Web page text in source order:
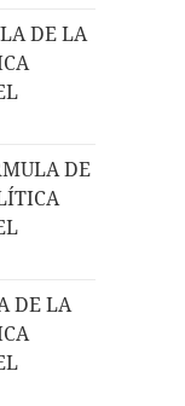
DE LA
DE
DE LA